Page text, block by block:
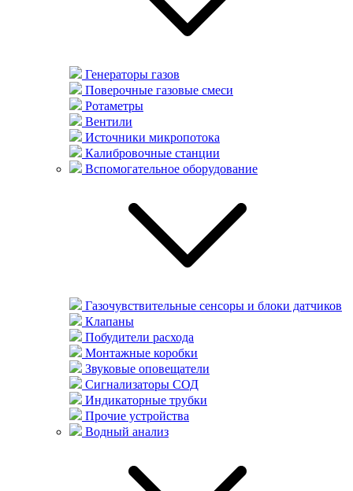
Генераторы газов
Поверочные газовые смеси
Ротаметры
Вентили
Источники микропотока
Калибровочные станции
Вспомогательное оборудование
Газочувствительные сенсоры и блоки датчиков
Клапаны
Побудители расхода
Монтажные коробки
Звуковые оповещатели
Сигнализаторы СОД
Индикаторные трубки
Прочие устройства
Водный анализ